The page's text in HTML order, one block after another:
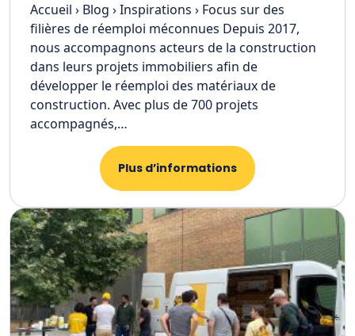
Accueil › Blog › Inspirations › Focus sur des
filières de réemploi méconnues Depuis 2017,
nous accompagnons acteurs de la construction
dans leurs projets immobiliers afin de
développer le réemploi des matériaux de
construction. Avec plus de 700 projets
accompagnés,…
Plus d’informations